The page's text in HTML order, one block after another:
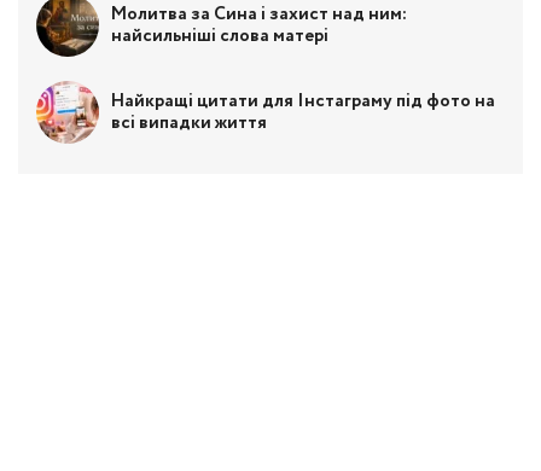
Молитва за Сина і захист над ним:
найсильніші слова матері
Найкращі цитати для Інстаграму під фото на
всі випадки життя